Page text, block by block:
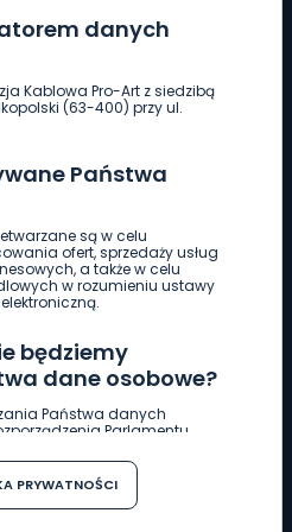
danych
Kablowa Pro-Art z siedzibą
(63-400) przy ul.
Państwa
są w celu
ofert, sprzedaży usług
a także w celu
w rozumieniu ustawy
będziemy
dane osobowe?
Państwa danych
Parlamentu
w związku z
w sprawie
danych oraz uchylenia
PRYWATNOŚCI